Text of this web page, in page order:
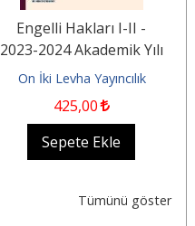
Engelli Hakları I-II -
2023-2024 Akademik Yılı
Konferansları
On İki Levha Yayıncılık
425,00
Sepete Ekle
Tümünü göster